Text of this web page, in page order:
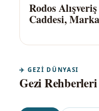
Rodos
Caddesi,
✈️ GEZI DÜNYASI
Gezi Rehberleri